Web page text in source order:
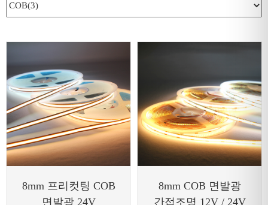
8mm 프리컷팅 COB
면발광 24V
8mm COB 면발광
간접조명 12V / 24V